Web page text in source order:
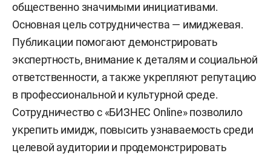
общественно значимыми инициативами.
Основная цель сотрудничества — имиджевая.
Публикации помогают демонстрировать
экспертность, внимание к деталям и социальной
ответственности, а также укрепляют репутацию
в профессиональной и культурной среде.
Сотрудничество с «БИЗНЕС Online» позволило
укрепить имидж, повысить узнаваемость среди
целевой аудитории и продемонстрировать